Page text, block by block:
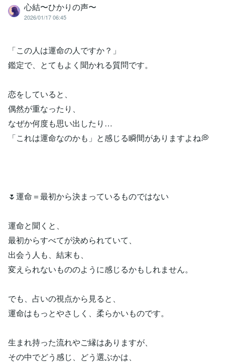
心結〜ひかりの声〜
2026/01/17 06:45
「この人は運命の人ですか？」
鑑定で、とてもよく聞かれる質問です。
恋をしていると、
偶然が重なったり、
なぜか何度も思い出したり…
「これは運命なのかも」と感じる瞬間がありますよね💭
🌷運命＝最初から決まっているものではない
運命と聞くと、
最初からすべてが決められていて、
出会う人も、結末も、
変えられないもののように感じるかもしれません。
でも、占いの視点から見ると、
運命はもっとやさしく、柔らかいものです。
生まれ持った流れやご縁はありますが、
その中でどう感じ、どう選ぶかは、